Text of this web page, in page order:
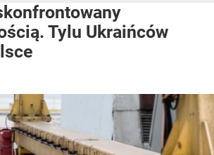
Tylu Ukraińców